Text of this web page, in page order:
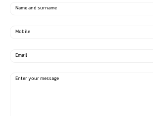
Name
(Required)
Mobile(Required)
Email
Message(Required)